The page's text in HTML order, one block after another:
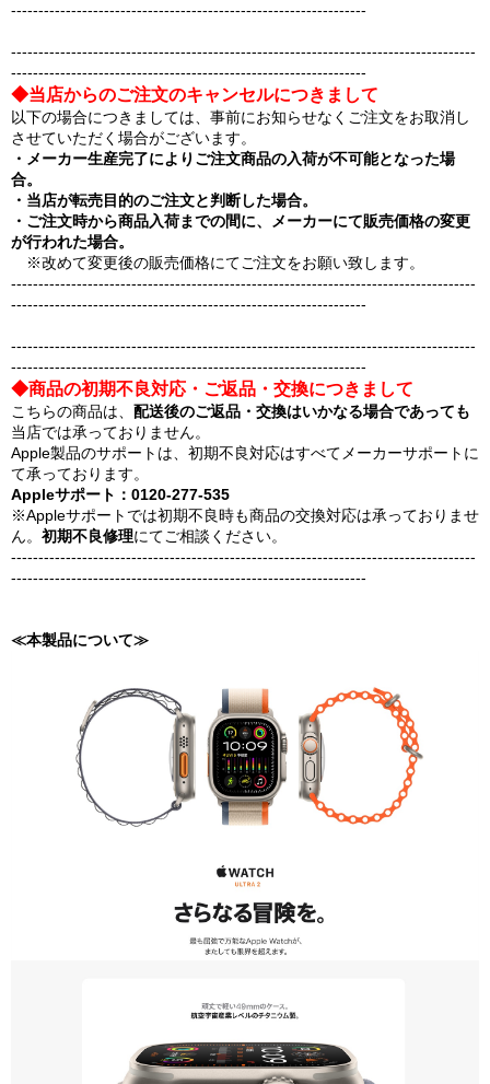
-----------------------------------------------------------------
-------------------------------------------------------------------------------------
-----------------------------------------------------------------
◆当店からのご注文のキャンセルにつきまして
以下の場合につきましては、事前にお知らせなくご注文をお取消し
させていただく場合がございます。
・メーカー生産完了によりご注文商品の入荷が不可能となった場
合。
・当店が転売目的のご注文と判断した場合。
・ご注文時から商品入荷までの間に、メーカーにて販売価格の変更
が行われた場合。
※改めて変更後の販売価格にてご注文をお願い致します。
-------------------------------------------------------------------------------------
-----------------------------------------------------------------
-------------------------------------------------------------------------------------
-----------------------------------------------------------------
◆商品の初期不良対応・ご返品・交換につきまして
こちらの商品は、 配送後のご返品・交換はいかなる場合であっても
当店では承っておりません。
Apple製品のサポートは、初期不良対応はすべてメーカーサポートに
て承っております。
Appleサポート：0120-277-535
※Appleサポートでは初期不良時も商品の交換対応は承っておりませ
ん。 初期不良修理にてご相談ください。
-------------------------------------------------------------------------------------
-----------------------------------------------------------------
≪本製品について≫